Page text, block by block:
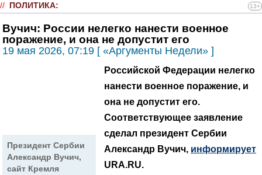
// ПОЛИТИКА: 13+
Вучич: России нелегко нанести военное
поражение, и она не допустит его
19 мая 2026, 07:19 [ «Аргументы Недели» ]
Президент Сербии
Александр Вучич,
сайт Кремля
Российской Федерации нелегко
нанести военное поражение, и
она не допустит его.
Соответствующее заявление
сделал президент Сербии
Александр Вучич, информирует
URA.RU.